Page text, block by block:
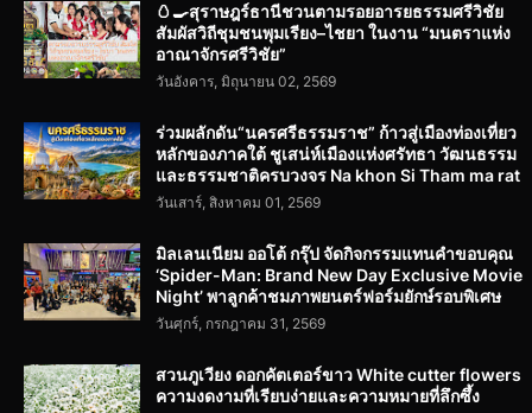
🥚🍳สุราษฎร์ธานีชวนตามรอยอารยธรรมศรีวิชัย
สัมผัสวิถีชุมชนพุมเรียง–ไชยา ในงาน “มนตราแห่ง
อาณาจักรศรีวิชัย”
วันอังคาร, มิถุนายน 02, 2569
ร่วมผลักดัน“นครศรีธรรมราช” ก้าวสู่เมืองท่องเที่ยว
หลักของภาคใต้ ชูเสน่ห์เมืองแห่งศรัทธา วัฒนธรรม
และธรรมชาติครบวงจร Na khon Si Tham ma rat
วันเสาร์, สิงหาคม 01, 2569
มิลเลนเนียม ออโต้ กรุ๊ป จัดกิจกรรมแทนคำขอบคุณ
‘Spider-Man: Brand New Day Exclusive Movie
Night’ พาลูกค้าชมภาพยนตร์ฟอร์มยักษ์รอบพิเศษ
วันศุกร์, กรกฎาคม 31, 2569
สวนภูเวียง ดอกคัตเตอร์ขาว White cutter flowers
ความงดงามที่เรียบง่ายและความหมายที่ลึกซึ้ง